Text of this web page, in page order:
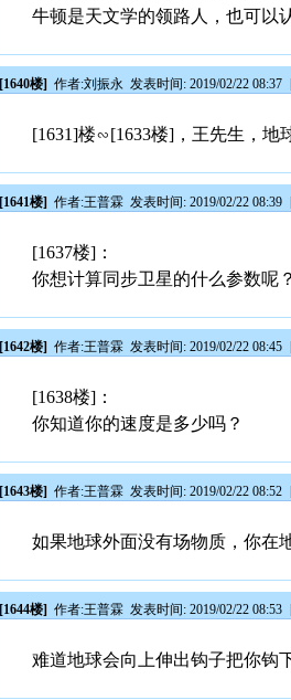
牛顿是天文学的领路人，也可以
[1640楼] 作者:刘振永 发表时间: 2019/02/22 08:37
[1631]楼∽[1633楼]，王先生，地
[1641楼] 作者:王普霖 发表时间: 2019/02/22 08:39
[1637楼]：
你想计算同步卫星的什么参数呢？
[1642楼] 作者:王普霖 发表时间: 2019/02/22 08:45
[1638楼]：
你知道你的速度是多少吗？
[1643楼] 作者:王普霖 发表时间: 2019/02/22 08:52
如果地球外面没有场物质，你在
[1644楼] 作者:王普霖 发表时间: 2019/02/22 08:53
难道地球会向上伸出钩子把你钩